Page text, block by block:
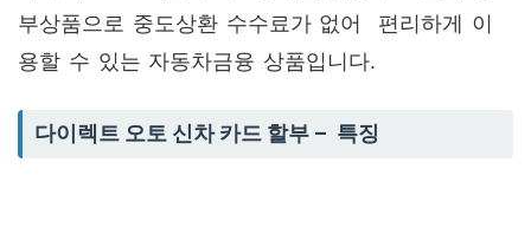
부상품으로 중도상환 수수료가 없어 편리하게 이
용할 수 있는 자동차금융 상품입니다.
다이렉트 오토 신차 카드 할부 – 특징